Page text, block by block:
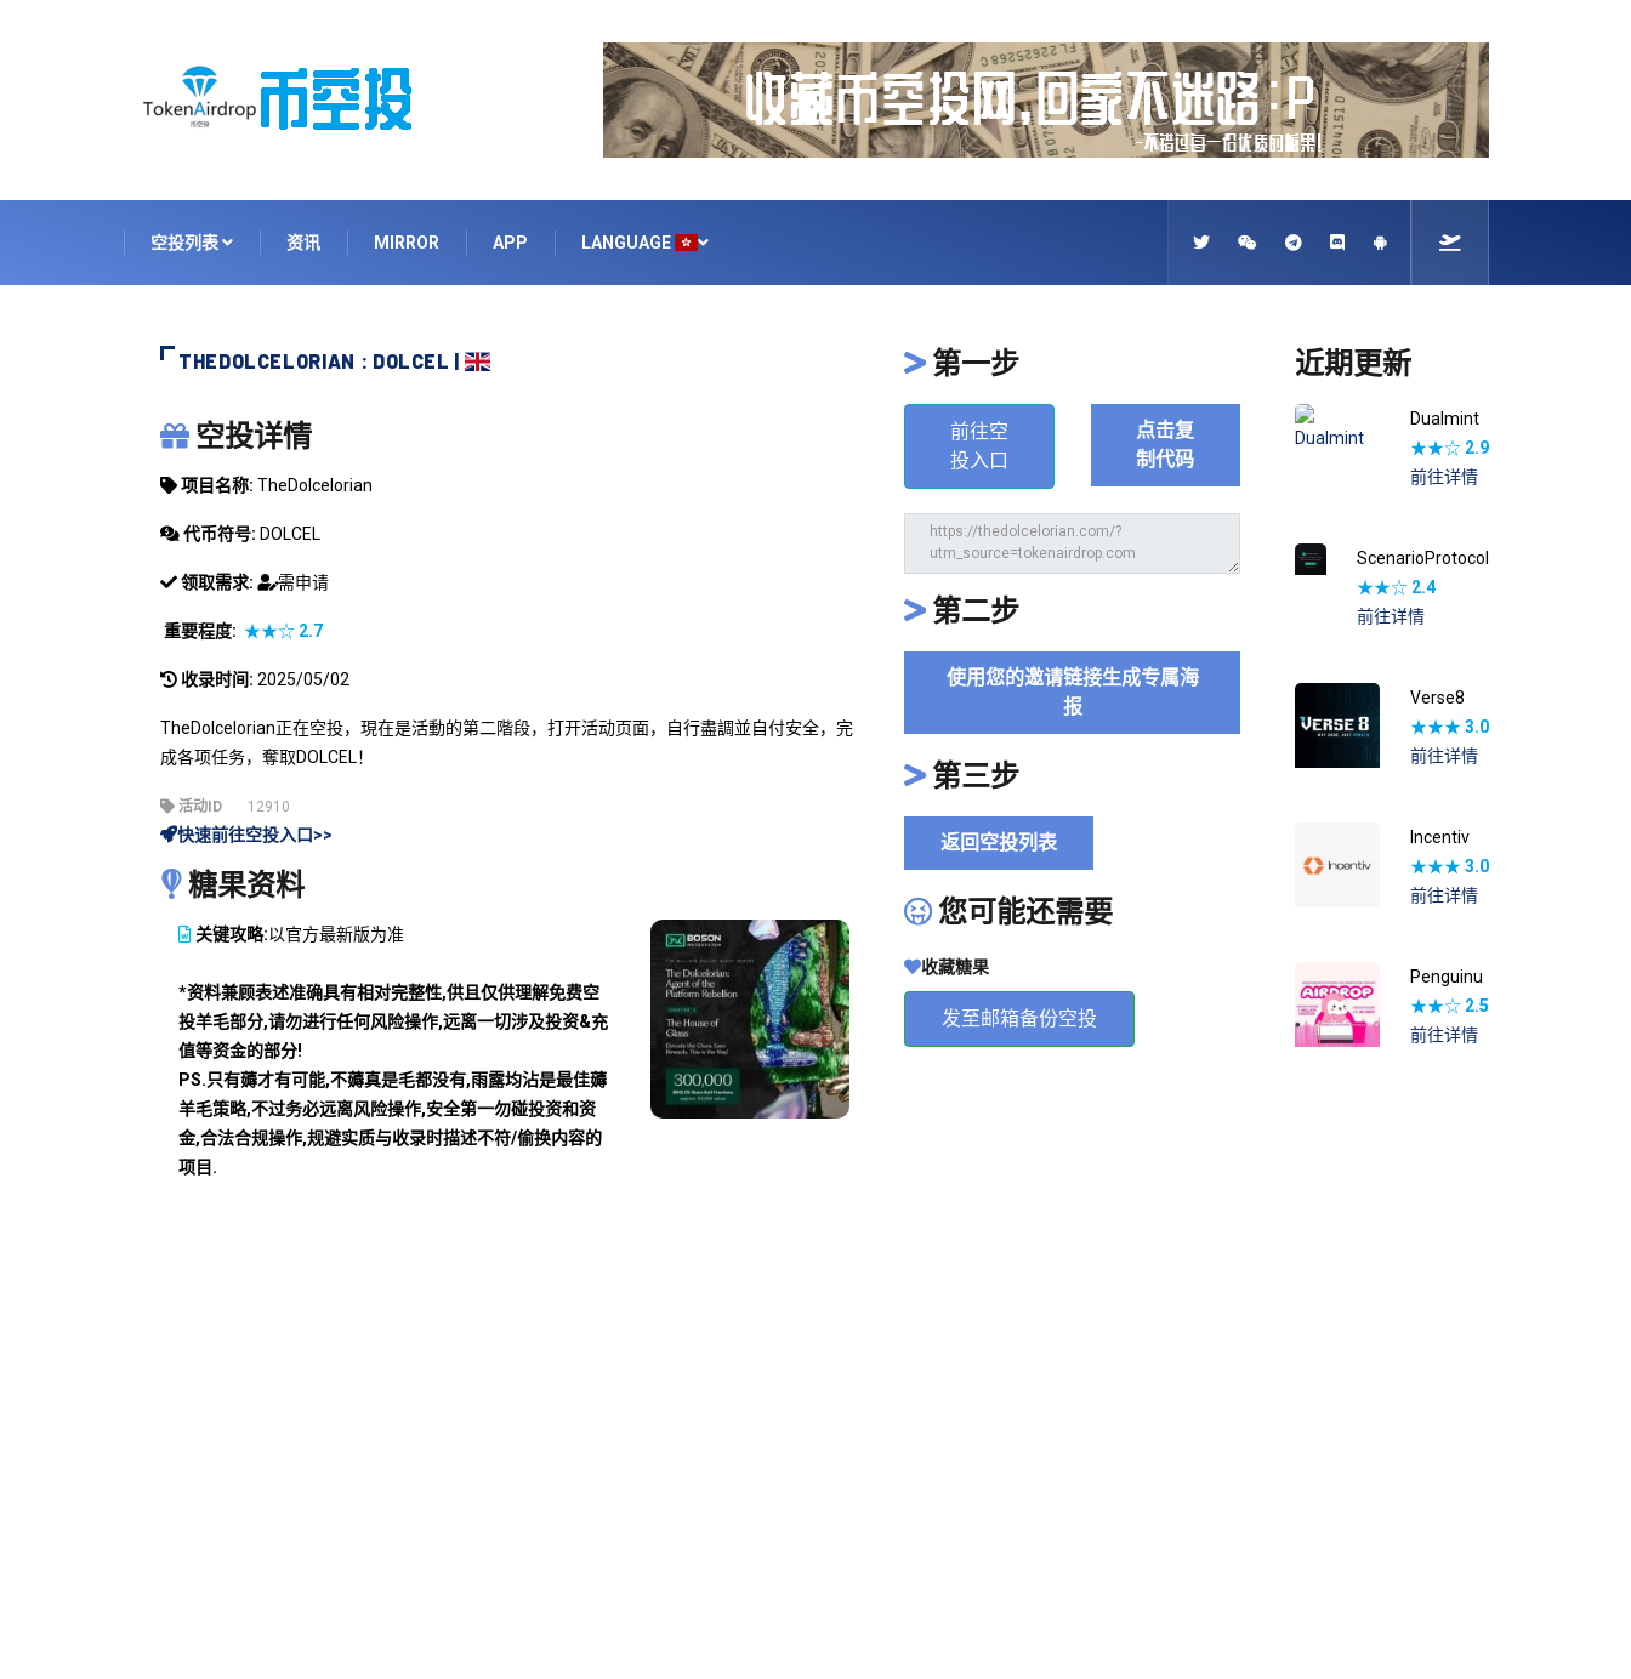
空投列表 资讯 MIRROR APP LANGUAGE
THEDOLCELORIAN : DOLCEL |
THEDOLCELORIAN
空投详情
项目名称: TheDolcelorian
代币符号: DOLCEL
领取需求: 需申请
重要程度: ★★☆ 2.7
收录时间: 2025/05/02
TheDolcelorian正在空投，現在是活動的第二階段，打开活动页面，自行盡調並自付安全，完
成各项任务，奪取DOLCEL！
活动ID 12910
快速前往空投入口>>
糖果资料
关键攻略:以官方最新版为准
*资料兼顾表述准确具有相对完整性,供且仅供理解免费空
投羊毛部分,请勿进行任何风险操作,远离一切涉及投资&充
值等资金的部分!
PS.只有薅才有可能,不薅真是毛都没有,雨露均沾是最佳薅
羊毛策略,不过务必远离风险操作,安全第一勿碰投资和资
金,合法合规操作,规避实质与收录时描述不符/偷换内容的
项目.
第一步
前往空
投入口
点击复
制代码
第二步
使用您的邀请链接生成专属海
报
第三步
返回空投列表
您可能还需要
收藏糖果
发至邮箱备份空投
近期更新
Dualmint
★★☆ 2.9
前往详情
ScenarioProtocol
★★☆ 2.4
前往详情
Verse8
★★★3.0
前往详情
Incentiv
★★★3.0
前往详情
Penguinu
★★☆ 2.5
前往详情